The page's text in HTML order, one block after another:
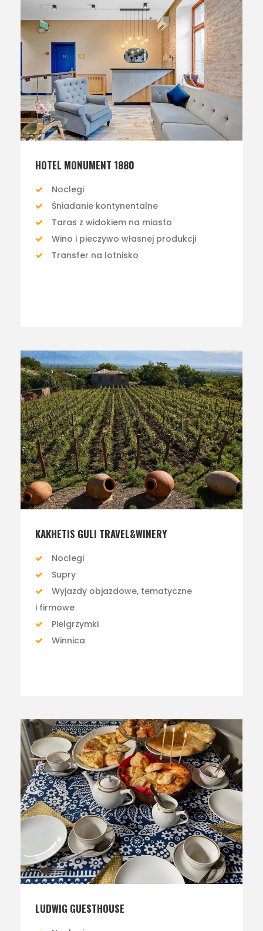
HOTEL MONUMENT 1880
Noclegi
Śniadanie kontynentalne
Taras z widokiem na miasto
Wino i pieczywo własnej produkcji
Transfer na lotnisko
KAKHETIS GULI TRAVEL&WINERY
Noclegi
Supry
Wyjazdy objazdowe, tematyczne
i firmowe
Pielgrzymki
Winnica
LUDWIG GUESTHOUSE